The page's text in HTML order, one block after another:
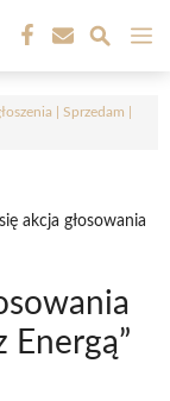
| Sprzedam |
akcja głosowania
Energą”